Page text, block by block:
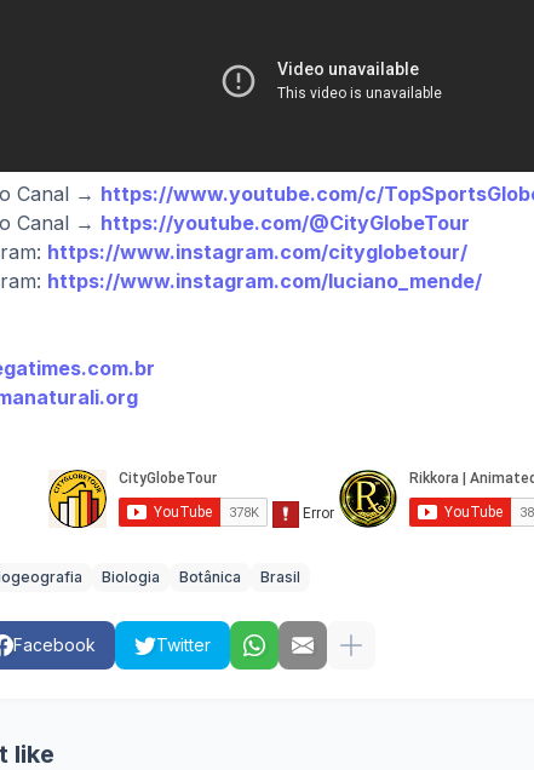
Canal → https://www.youtube.com/c/
Canal → https://youtube.com/@CityGlobeTour
https://www.instagram.com/cityglobetour/
https://www.instagram.com/luciano_mende/
Biologia Botânica Brasil
Facebook Twitter
like